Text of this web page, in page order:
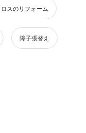
スのリフォーム
障子張替え